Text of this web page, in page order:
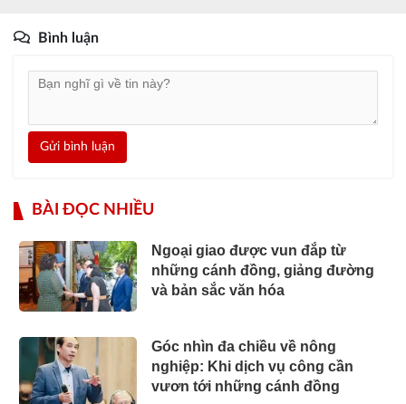
Bình luận
Gửi bình luận
BÀI ĐỌC NHIỀU
Ngoại giao được vun đắp từ
những cánh đồng, giảng đường
và bản sắc văn hóa
Góc nhìn đa chiều về nông
nghiệp: Khi dịch vụ công cần
vươn tới những cánh đồng